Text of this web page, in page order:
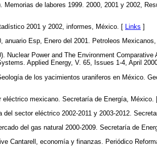
Memorias de labores 1999. 2000, 2001 y 2002,
2001 y 2002, informes, México. [ Links ]
anuario Esp, Enero del 2001. Petroleos
Nuclear Power and The Environment
Applied Energy, V. 65, Issues 1-4, April
de los yacimientos uraniferos en México.
eléctrico mexicano. Secretaría de Energía, México.
del sector eléctrico 2002-2011 y 2003-2012.
del gas natural 2000-2009. Secretaría de
Cantarell, economía y finanzas. Periódico